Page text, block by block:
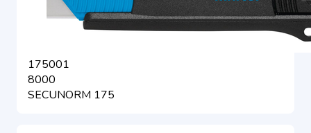
175001
8000
SECUNORM 175